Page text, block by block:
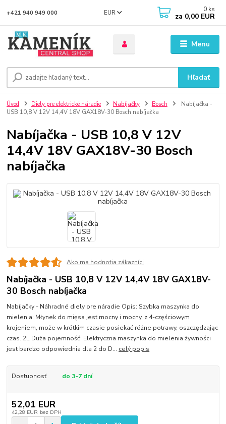
Menu
EUR
Hľadať
+421 940 949 000 0 ks
za 0,00 EUR
Úvod Diely pre elektrické náradie Nabíjačky Bosch
Nabíjačka -
USB 10,8 V 12V 14,4V 18V GAX18V-30 Bosch nabíjačka
Nabíjačka - USB 10,8 V 12V
14,4V 18V GAX18V-30 Bosch
nabíjačka
Ako ma hodnotia zákazníci
Nabíjačka - USB 10,8 V 12V 14,4V 18V GAX18V-
30 Bosch nabíjačka
Nabíjačky - Náhradné diely pre náradie Opis: Szybka maszynka do
mielenia: Młynek do mięsa jest mocny i mocny, z 4-częściowym
krojeniem, może w krótkim czasie posiekać różne potrawy, oszczędzając
czas. 2L Duża pojemność: Elektryczna maszynka do mielenia żywności
jest bardzo odpowiednia dla 2 do D... celý popis
Dostupnosť do 3-7 dní
52,01 EUR
42,28 EUR bez DPH